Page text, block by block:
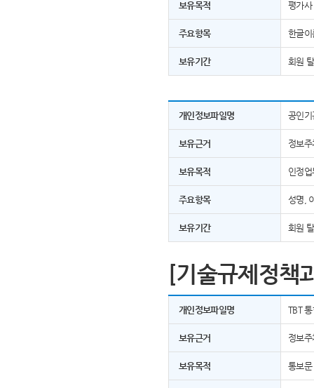
보유목적 평가
주요항목 한글
보유기간 회원
개인정보파일명 공인
보유근거 정보
보유목적 인정
주요항목 성명,
보유기간 회원
[기술규제정책
개인정보파일명 TBT
보유근거 정보
보유목적 통보문